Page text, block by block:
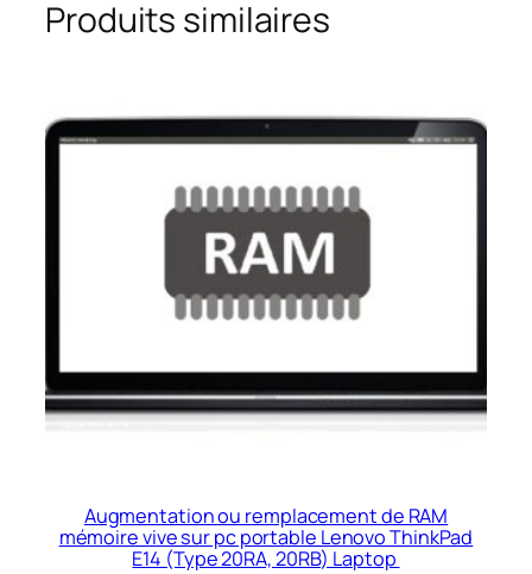
Produits similaires
Augmentation ou remplacement de RAM
mémoire vive sur pc portable Lenovo ThinkPad
E14 (Type 20RA, 20RB) Laptop